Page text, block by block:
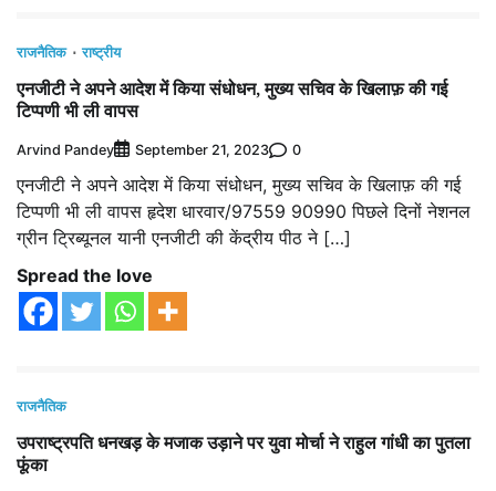
राजनैतिक राष्ट्रीय
एनजीटी ने अपने आदेश में किया संधोधन, मुख्य सचिव के खिलाफ़ की गई
टिप्पणी भी ली वापस
Arvind Pandey September 21, 2023 0
एनजीटी ने अपने आदेश में किया संधोधन, मुख्य सचिव के खिलाफ़ की गई
टिप्पणी भी ली वापस हृदेश धारवार/97559 90990 पिछले दिनों नेशनल
ग्रीन ट्रिब्यूनल यानी एनजीटी की केंद्रीय पीठ ने […]
Spread the love
राजनैतिक
उपराष्ट्रपति धनखड़ के मजाक उड़ाने पर युवा मोर्चा ने राहुल गांधी का पुतला
फूंका